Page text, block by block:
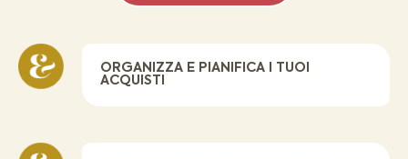
ORGANIZZA E PIANIFICA I TUOI
ACQUISTI